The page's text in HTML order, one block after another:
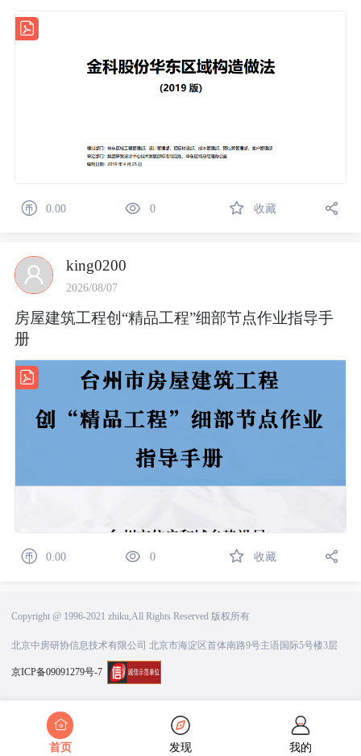
0.00 0 收藏
king0200
2026/08/07
房屋建筑工程创“精品工程”细部节点作业指导手
册
0.00 0 收藏
Copyright @ 1996-2021 zhiku,All Rights Reserved 版权所有
北京中房研协信息技术有限公司 北京市海淀区首体南路9号主语国际5号楼3层
京ICP备09091279号-7
首页 发现 我的